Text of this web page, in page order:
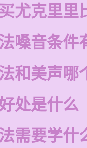
尤克里里
嗓音条件
和美声哪
处是什么
需要学什